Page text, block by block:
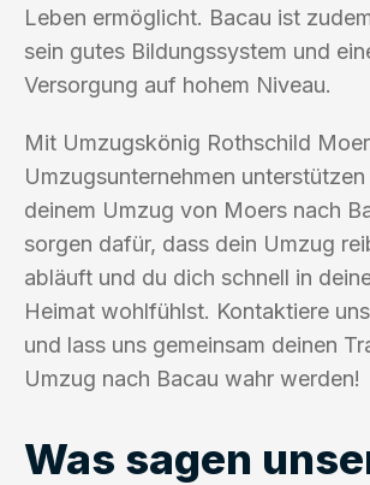
Leben ermöglicht. Bacau ist
sein gutes Bildungssystem und
Versorgung auf hohem Niveau.
Mit Umzugskönig Rothschild
Umzugsunternehmen
deinem Umzug von Moers nach
sorgen dafür, dass dein Umzug
abläuft und du dich schnell in
Heimat wohlfühlst. Kontaktiere
und lass uns gemeinsam deinen
Umzug nach Bacau wahr werden!
Was sagen